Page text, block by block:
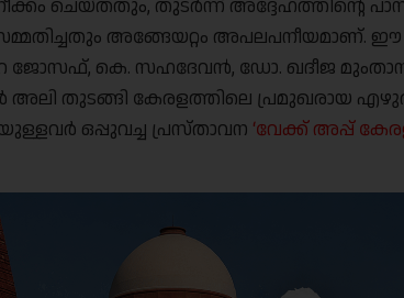
ചെയ്തതും, തുടർന്ന് അദ്ദേഹത്തിൻ്റെ
അങ്ങേയറ്റം അപലപനീയമാണ്.
സാറ ജോസഫ്, കെ. സഹദേവൻ, ഡോ. ഖദീജ
അലി തുടങ്ങി കേരളത്തിലെ പ്രമുഖരായ
ഒപ്പുവച്ച പ്രസ്താവന ‘വേക്ക് അപ്പ്